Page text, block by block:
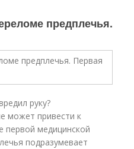
предплечья.
руку?
может привести к
первой медицинской
подразумевает